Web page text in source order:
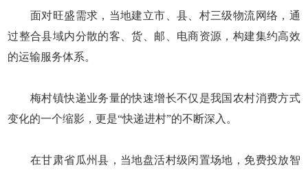
面对旺盛需求，当地建立市、县、村三级物流网络，通
过整合县域内分散的客、货、邮、电商资源，构建集约高效
的运输服务体系。
梅村镇快递业务量的快速增长不仅是我国农村消费方式
变化的一个缩影，更是“快递进村”的不断深入。
在甘肃省瓜州县，当地盘活村级闲置场地，免费投放智